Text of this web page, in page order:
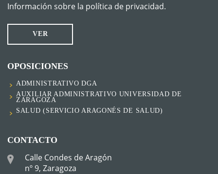
Información sobre la política de privacidad.
VER
OPOSICIONES
ADMINISTRATIVO DGA
AUXILIAR ADMINISTRATIVO UNIVERSIDAD DE
ZARAGOZA
SALUD (SERVICIO ARAGONÉS DE SALUD)
CONTACTO
Calle Condes de Aragón
nº 9, Zaragoza